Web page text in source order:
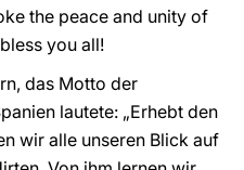
the peace and unity of
you all!
das Motto der
lautete: „Erhebt den
wir alle unseren Blick auf